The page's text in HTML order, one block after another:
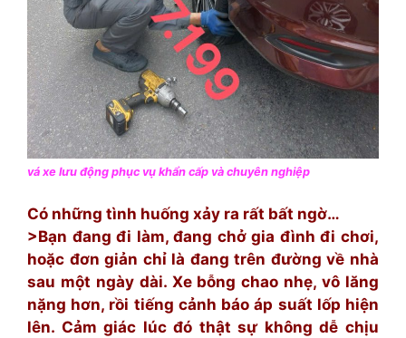
vá xe lưu động phục vụ khẩn cấp và chuyên nghiệp
Có những tình huống xảy ra rất bất ngờ…
>Bạn đang đi làm, đang chở gia đình đi chơi,
hoặc đơn giản chỉ là đang trên đường về nhà
sau một ngày dài. Xe bỗng chao nhẹ, vô lăng
nặng hơn, rồi tiếng cảnh báo áp suất lốp hiện
lên. Cảm giác lúc đó thật sự không dễ chịu